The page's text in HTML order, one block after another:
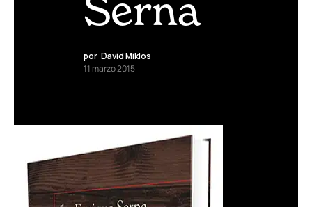
por David Miklos
11 marzo 2015